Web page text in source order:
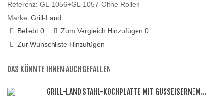
Referenz: GL-1056+GL-1057-Ohne Rollen
Marke: Grill-Land
Beliebt 0 Zum Vergleich Hinzufügen 0
Zur Wunschliste Hinzufügen
DAS KÖNNTE IHNEN AUCH GEFALLEN
GRILL-LAND STAHL-KOCHPLATTE MIT GUSSEISERNEM...